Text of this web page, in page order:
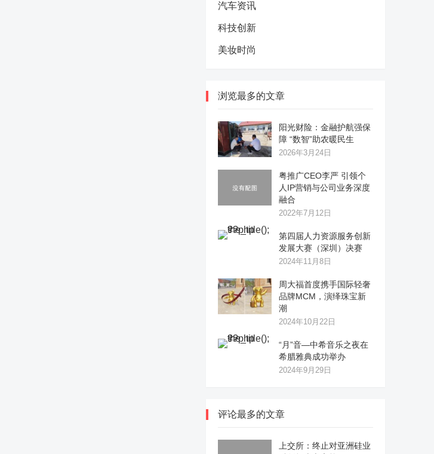
汽车资讯
科技创新
美妆时尚
浏览最多的文章
阳光财险：金融护航强保
障 “数智”助农暖民生
2026年3月24日
粤推广CEO李严 引领个
人IP营销与公司业务深度
融合
2022年7月12日
第四届人力资源服务创新
发展大赛（深圳）决赛
2024年11月8日
周大福首度携手国际轻奢
品牌MCM，演绎珠宝新
潮
2024年10月22日
“月”音—中希音乐之夜在
希腊雅典成功举办
2024年9月29日
评论最多的文章
上交所：终止对亚洲硅业